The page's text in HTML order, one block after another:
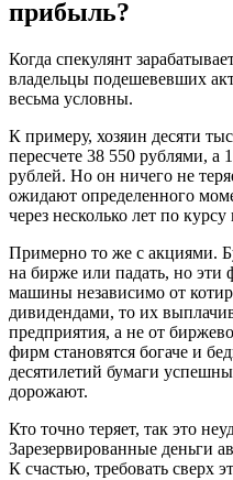
прибыль?
Когда спекулянт
владельцы подешевевших
весьма условны.
К примеру, хозяин десяти
пересчете 38 550 рублями, а
рублей. Но он ничего не
ожидают определенного
через несколько лет по
Примерно то же с акциями.
на бирже или падать, но эти
машины независимо от
дивидендами, то их
предприятия, а не от
фирм становятся богаче и
десятилетий бумаги
дорожают.
Кто точно теряет, так это
Зарезервированные деньги
К счастью, требовать сверх